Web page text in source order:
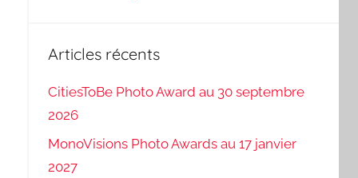
Articles récents
CitiesToBe Photo Award au 30 septembre
2026
MonoVisions Photo Awards au 17 janvier
2027